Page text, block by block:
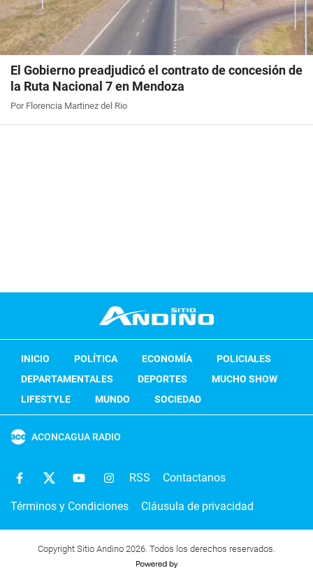
El Gobierno preadjudicó el contrato de concesión de
la Ruta Nacional 7 en Mendoza
Por Florencia Martinez del Rio
INICIO POLÍTICA ECONOMÍA
POLICIALES
DEPARTAMENTALES
DEPORTES
MUCHO SHOW
LIFESTYLE
MUNDO SOCIEDAD
ACONCAGUA RADIO
RSS Contactanos
Términos y Condiciones Cláusula de privacidad
Copyright Sitio Andino 2026. Todos los derechos reservados.